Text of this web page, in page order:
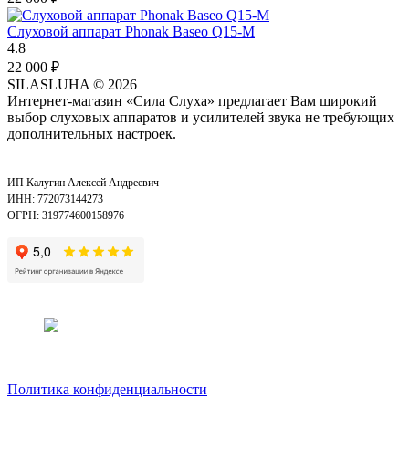
Слуховой аппарат Phonak Baseo Q15-М
4.8
22 000 ₽
SILASLUHA © 2026
Интернет-магазин «Сила Слуха» предлагает Вам широкий
выбор слуховых аппаратов и усилителей звука не требующих
дополнительных настроек.
ИП Калугин Алексей Андреевич
ИНН: 772073144273
ОГРН: 319774600158976
Политика конфиденциальности